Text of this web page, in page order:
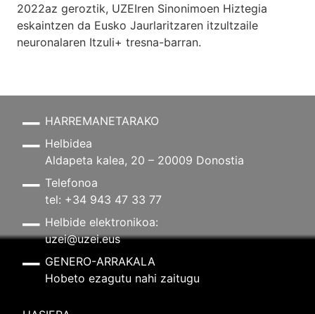
2022az geroztik, UZEIren Sinonimoen Hiztegia
eskaintzen da Eusko Jaurlaritzaren itzultzaile
neuronalaren Itzuli+ tresna-barran.
HARREMANETARAKO
Helbidea
Aldapeta kalea, 20 – 20009 Donostia
Telefonoa
tel: +34 943 47 33 77
Helbide elektronikoa:
uzei@uzei.eus
GENERO-ARRAKALA
Hobeto ezagutu nahi zaitugu